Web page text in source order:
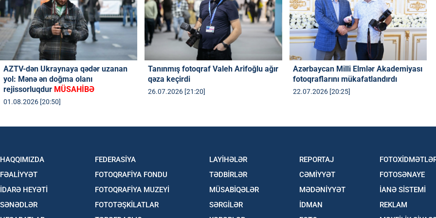
AZTV-dən Ukraynaya qədər uzanan
yol: Mənə ən doğma olanı
rejissorluqdur MÜSAHİBƏ
01.08.2026 [20:50]
Tanınmış fotoqraf Valeh Arifoğlu ağır
qəza keçirdi
26.07.2026 [21:20]
Azərbaycan Milli Elmlər Akademiyası
fotoqraflarını mükafatlandırdı
22.07.2026 [20:25]
HAQQIMIZDA
FƏALİYYƏT
İDARƏ HEYƏTİ
SƏNƏDLƏR
FEDERASİYA
FOTOQRAFİYA FONDU
FOTOQRAFİYA MUZEYİ
FOTOTƏŞKİLATLAR
LAYİHƏLƏR
TƏDBİRLƏR
MÜSABİQƏLƏR
SƏRGİLƏR
REPORTAJ
CƏMİYYƏT
MƏDƏNİYYƏT
İDMAN
FOTOSƏNAYE
İANƏ SİSTEMİ
REKLAM